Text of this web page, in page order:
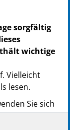
sorgfältig
wichtige
Vielleicht
lesen.
Sie sich